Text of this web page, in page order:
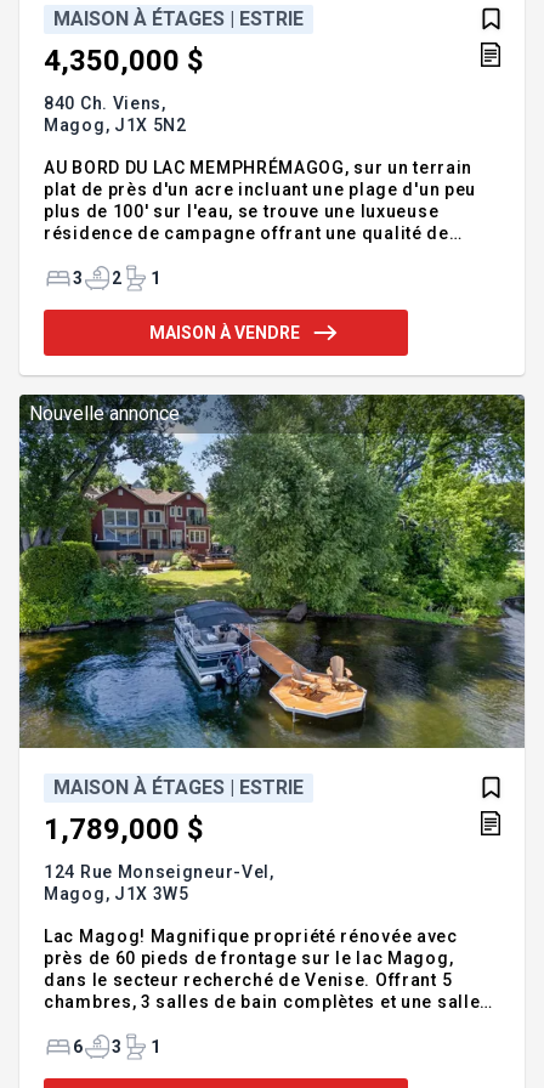
MAISON À ÉTAGES | ESTRIE
4,350,000 $
840 Ch. Viens,
Magog, J1X 5N2
AU BORD DU LAC MEMPHRÉMAGOG, sur un terrain
plat de près d'un acre incluant une plage d'un peu
plus de 100' sur l'eau, se trouve une luxueuse
résidence de campagne offrant une qualité de
magnifiques. Les propriétaires actuels ont réalisés
impeccable en y proposant des planchers
chauffants, foyers, une cuisine haut de gamme et
de rangement et garages, le tout sur un terrain
intime à 7 minutes du centre-v
3 2 1
MAISON À VENDRE
Nouvelle annonce
MAISON À ÉTAGES | ESTRIE
1,789,000 $
124 Rue Monseigneur-Vel,
Magog, J1X 3W5
Lac Magog! Magnifique propriété rénovée avec
près de 60 pieds de frontage sur le lac Magog,
dans le secteur recherché de Venise. Offrant 5
chambres, 3 salles de bain complètes et une salle
plafond cathédral, sa fenestration sur le lac, sa
6 3 1